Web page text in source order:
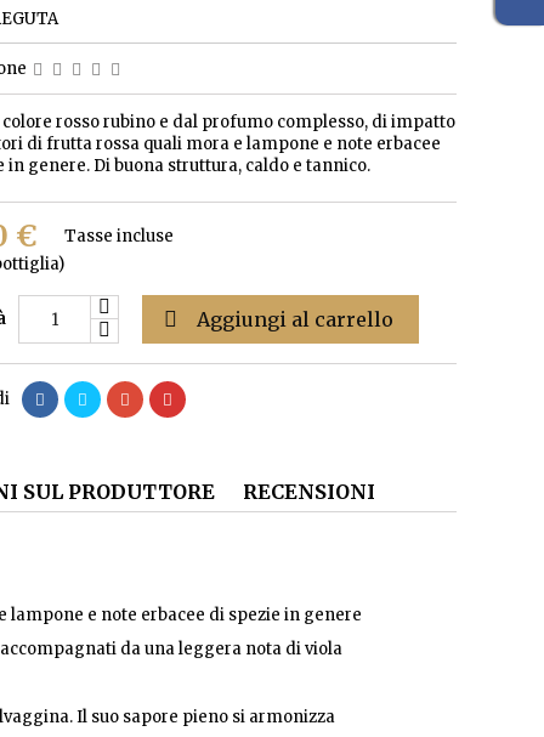
rosso rubino e dal profumo complesso, di impatto
di frutta rossa quali mora e lampone e note erbacee
in genere. Di buona struttura, caldo e tannico.
€ Tasse incluse
 Aggiungi al carrello
SUL PRODUTTORE RECENSIONI
e note erbacee di spezie in genere
da una leggera nota di viola
Il suo sapore pieno si armonizza